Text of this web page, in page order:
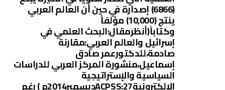
(6866) إصدارة في حين أن العالم العربي
ينتج (10,000) مؤلفاً
وكتاباً(أنظرمقال:البحث العلمي في
إسرائيل والعالم العربي:مقارنة
صادمة،للدكتورعمر صادق
إسماعيل،منشورة المركز العربي للدراسات
السياسية والإستراتيجية
الإلكترونيةACPSS:27ديسمبر2014م ) رغم